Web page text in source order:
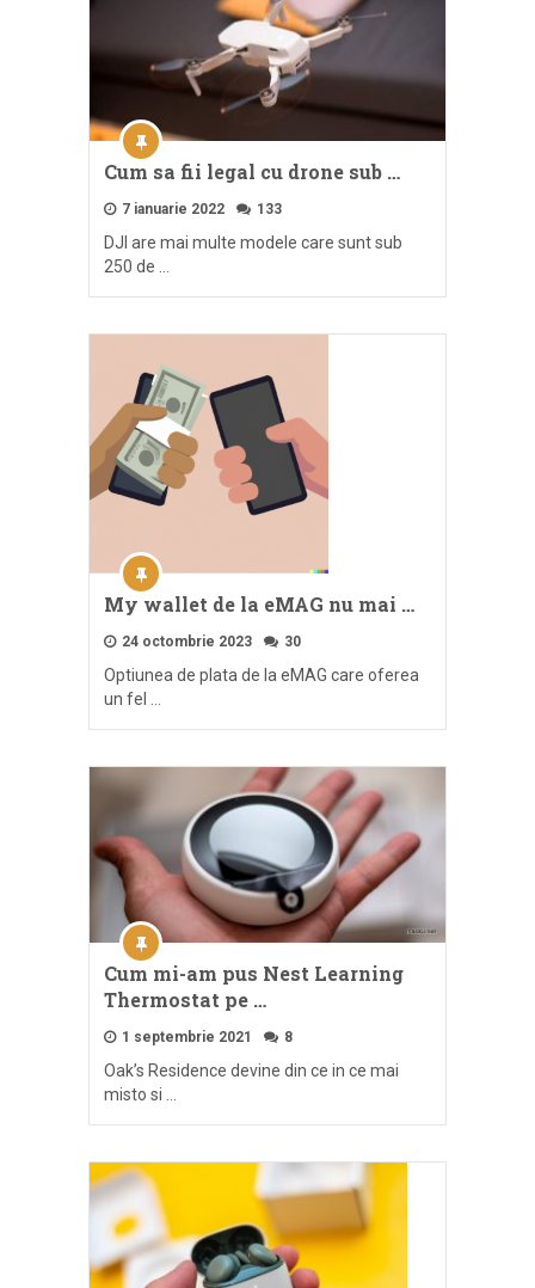
Cum sa fii legal cu drone sub …
7 ianuarie 2022 133
DJI are mai multe modele care sunt sub
250 de …
My wallet de la eMAG nu mai …
24 octombrie 2023 30
Optiunea de plata de la eMAG care oferea
un fel …
Cum mi-am pus Nest Learning
Thermostat pe …
1 septembrie 2021 8
Oak’s Residence devine din ce in ce mai
misto si …